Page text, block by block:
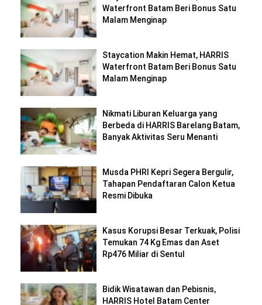
Waterfront Batam Beri Bonus Satu
Malam Menginap
Staycation Makin Hemat, HARRIS
Waterfront Batam Beri Bonus Satu
Malam Menginap
Nikmati Liburan Keluarga yang
Berbeda di HARRIS Barelang Batam,
Banyak Aktivitas Seru Menanti
Musda PHRI Kepri Segera Bergulir,
Tahapan Pendaftaran Calon Ketua
Resmi Dibuka
Kasus Korupsi Besar Terkuak, Polisi
Temukan 74 Kg Emas dan Aset
Rp476 Miliar di Sentul
Bidik Wisatawan dan Pebisnis,
HARRIS Hotel Batam Center